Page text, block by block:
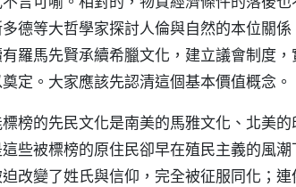
德等大哲學家探討人倫與自然的本位關
羅馬先賢承續希臘文化，建立議會制度
定。大家應該先認清這個基本價值概念。
榜的先民文化是南美的馬雅文化、北美
些被標榜的原住民卻早在殖民主義的風
改變了姓氏與信仰，完全被征服同化；